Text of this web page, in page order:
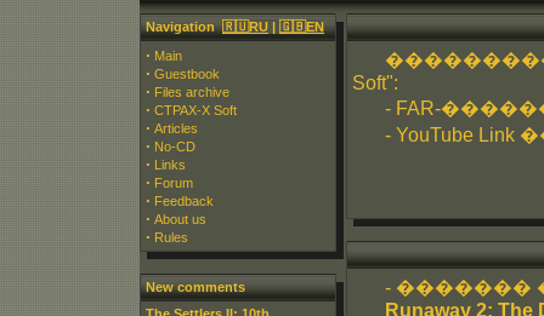
Navigation🇷🇺RU | 🇬🇧EN
· Main
· Guestbook
· Files archive
· CTPAX-X Soft
· Articles
· No-CD
· Links
· Forum
· Feedback
· About us
· Rules
New comments
Soft":
- FAR-
- YouTube
- �������
Runaway 2: The